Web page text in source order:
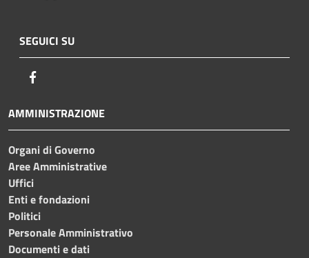
SEGUICI SU
AMMINISTRAZIONE
Organi di Governo
Aree Amministrative
Uffici
Enti e fondazioni
Politici
Personale Amministrativo
Documenti e dati